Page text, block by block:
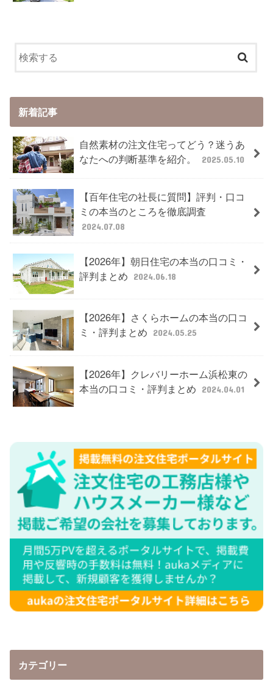
新着記事
自然素材の注文住宅ってどう？迷うあ
なたへの判断基準を紹介。
2025.05.10
【百年住宅の社長に質問】評判・口コ
ミの本当のところを徹底調査
2024.07.08
【2026年】朝日住宅の本当の口コミ・
評判まとめ
2024.06.18
【2026年】さくらホームの本当の口コ
ミ・評判まとめ
2024.05.25
【2026年】クレバリーホーム浜松東の
本当の口コミ・評判まとめ
2024.04.01
カテゴリー